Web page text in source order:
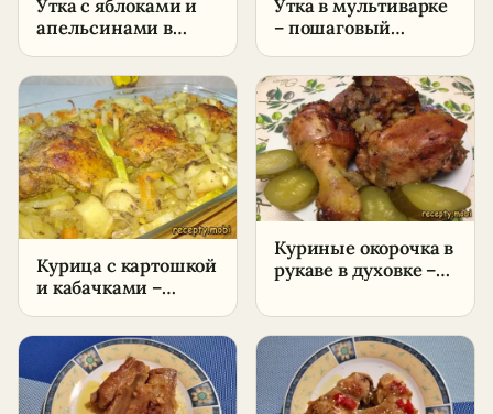
Утка с яблоками и
апельсинами в
пошаговый рецепт
в домашних
условиях
Утка в мультиварке
– пошаговый
условиях
Курица с картошкой
и кабачками –
пошаговый рецепт
в домашних
условиях
Куриные окорочка в
рукаве в духовке –
медово-горчичным
соусом